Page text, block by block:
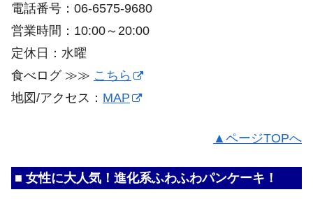
電話番号：06-6575-9680
営業時間：10:00～20:00
定休日：水曜
食べログ ≫≫ こちら
地図/アクセス： MAP
▲ページTOPへ
■ 女性に大人気！進化系ふわふわパンケーキ！